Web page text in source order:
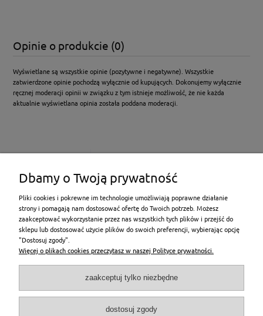
Opinie o produkcie (0)
Wyświetlane są wszystkie opinie (pozytywne i negatywne). Wszystkie
zatwierdzone opinie pochodzą wyłącznie od kupujących. Dokonujemy wyłącznie
ręcznej moderacji opinii w związku z tym istnieje możliwość, że nie każda
aktualnie wyświetlana opinia została poddana moderacji.
Płatności i dostawa
Dbamy o Twoją prywatność
Pliki cookies i pokrewne im technologie umożliwiają poprawne działanie
strony i pomagają nam dostosować ofertę do Twoich potrzeb. Możesz
zaakceptować wykorzystanie przez nas wszystkich tych plików i przejść do
sklepu lub dostosować użycie plików do swoich preferencji, wybierając opcję
"Dostosuj zgody".
Więcej o plikach cookies przeczytasz w naszej Polityce prywatności.
zaakceptuj tylko niezbędne
dostosuj zgody